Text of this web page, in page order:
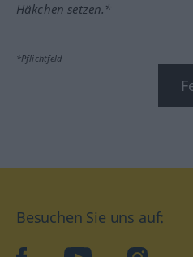
Häkchen setzen.*
*Pflichtfeld
Besuchen Sie uns auf: